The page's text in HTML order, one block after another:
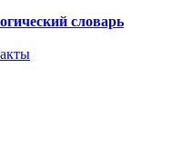
словарь